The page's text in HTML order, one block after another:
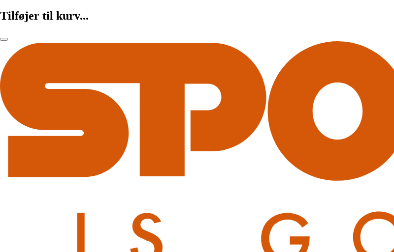
Tilføjer til kurv...